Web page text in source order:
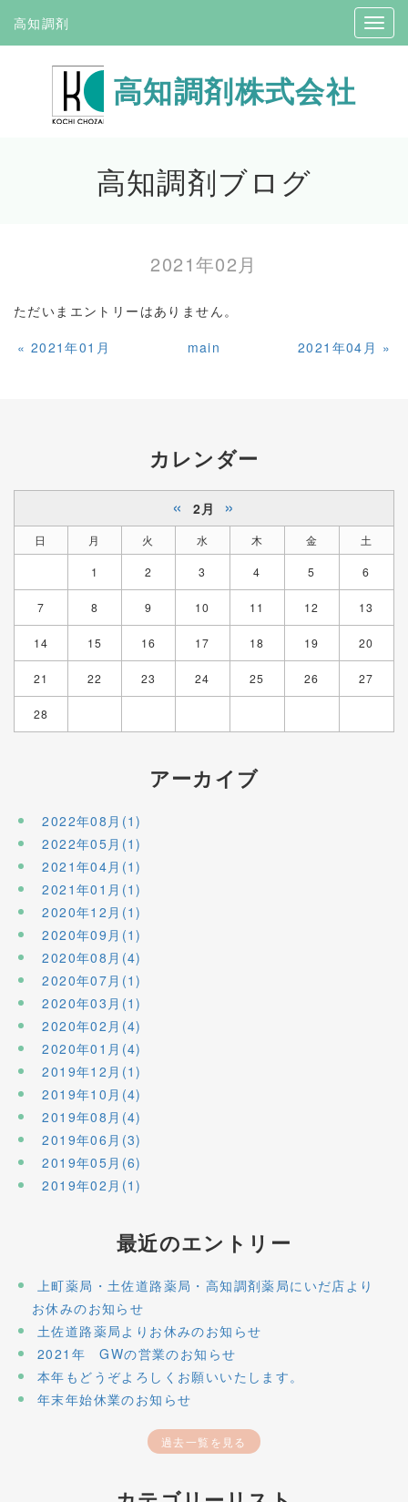
高知調剤
高知調剤株式会社
高知調剤ブログ
2021年02月
ただいまエントリーはありません。
« 2021年01月 main 2021年04月 »
カレンダー
« 2月 »
日 月 火 水 木 金 土
1 2 3 4 5 6
7 8 9 10 11 12 13
14 15 16 17 18 19 20
21 22 23 24 25 26 27
28
アーカイブ
2022年08月(1)
2022年05月(1)
2021年04月(1)
2021年01月(1)
2020年12月(1)
2020年09月(1)
2020年08月(4)
2020年07月(1)
2020年03月(1)
2020年02月(4)
2020年01月(4)
2019年12月(1)
2019年10月(4)
2019年08月(4)
2019年06月(3)
2019年05月(6)
2019年02月(1)
最近のエントリー
上町薬局・土佐道路薬局・高知調剤薬局にいだ店より
お休みのお知らせ
土佐道路薬局よりお休みのお知らせ
2021年 GWの営業のお知らせ
本年もどうぞよろしくお願いいたします。
年末年始休業のお知らせ
過去一覧を見る